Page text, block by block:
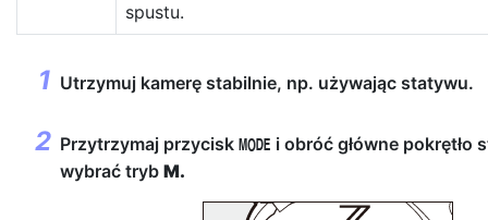
spustu.
Utrzymuj kamerę stabilnie, np. używając statywu.
Przytrzymaj przycisk I i obróć główne pokrętło
wybrać tryb M.